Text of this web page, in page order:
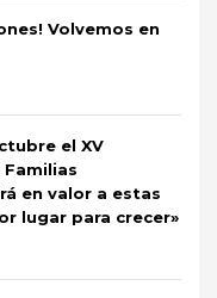
Volvemos en
el XV
Familias
en valor a estas
lugar para crecer»